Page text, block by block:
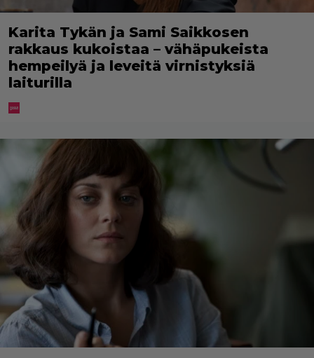
Karita Tykän ja Sami Saikkosen
rakkaus kukoistaa – vähäpukeista
hempeilyä ja leveitä virnistyksiä
laiturilla